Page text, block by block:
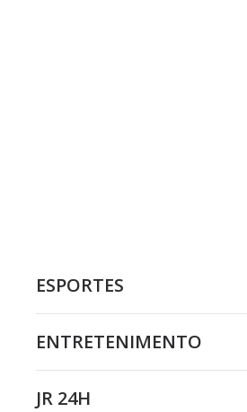
ESPORTES
ENTRETENIMENTO
JR 24H